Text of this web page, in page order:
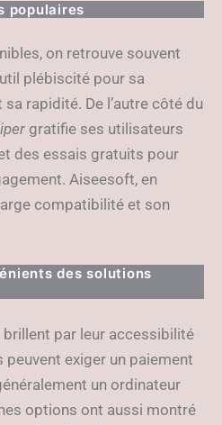
populaires
on retrouve souvent
plébiscité pour sa
rapidité. De l’autre côté du
gratifie ses utilisateurs
des essais gratuits pour
Aiseesoft, en
compatibilité et son
des solutions
par leur accessibilité
exiger un paiement
un ordinateur
options ont aussi montré